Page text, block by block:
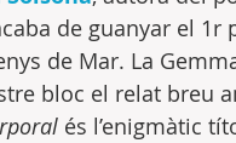
de guanyar el 1r
de Mar. La
bloc el relat breu
és l’enigmàtic